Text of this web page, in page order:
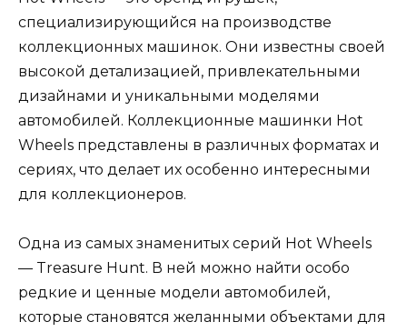
специализирующийся на производстве
коллекционных машинок. Они известны своей
высокой детализацией, привлекательными
дизайнами и уникальными моделями
автомобилей. Коллекционные машинки Hot
Wheels представлены в различных форматах и
сериях, что делает их особенно интересными
для коллекционеров.
Одна из самых знаменитых серий Hot Wheels
— Treasure Hunt. В ней можно найти особо
редкие и ценные модели автомобилей,
которые становятся желанными объектами для